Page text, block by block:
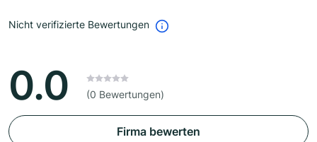
Nicht verifizierte Bewertungen
0.0 (0 Bewertungen)
Firma bewerten